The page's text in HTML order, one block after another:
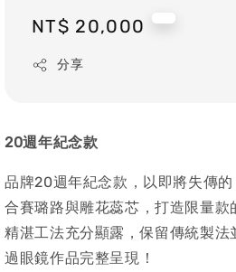
Regular
price
NT$ 20,000
分享
20週年紀念款
品牌20週年紀念款，以即將失傳
合賽璐路與雕花蕊芯，打造限量
精湛工法充分顯露，保留傳統製
過眼鏡作品完整呈現！